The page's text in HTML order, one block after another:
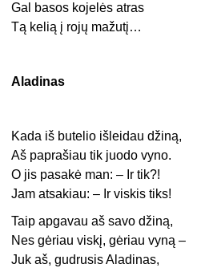
Gal basos kojelės atras
Tą kelią į rojų mažutį…
Aladinas
Kada iš butelio išleidau džiną,
Aš paprašiau tik juodo vyno.
O jis pasakė man: – Ir tik?!
Jam atsakiau: – Ir viskis tiks!
Taip apgavau aš savo džiną,
Nes gėriau viskį, gėriau vyną –
Juk aš, gudrusis Aladinas,